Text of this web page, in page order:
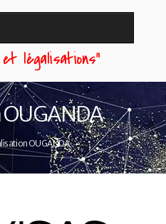
légalisations”
OUGANDA